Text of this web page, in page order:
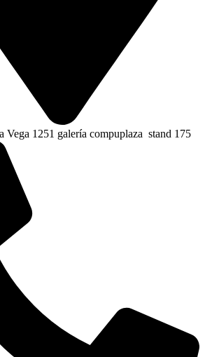
Vega 1251 galería compuplaza stand 175